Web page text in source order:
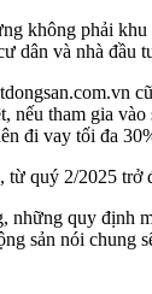
không phải khu
dân và nhà đầu
tham gia
đi vay tối đa
quý 2/2025 trở
quy định
sản nói chung